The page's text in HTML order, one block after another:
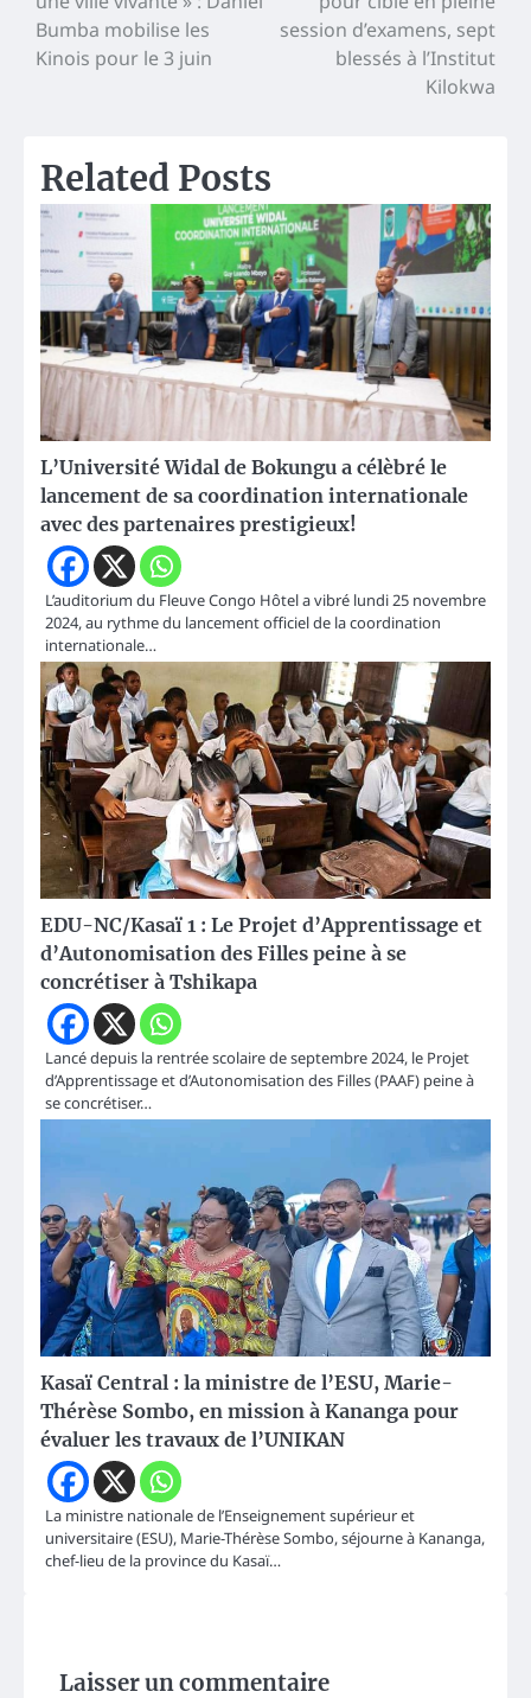
de
l’article
Bumba mobilise les
Kinois pour le 3 juin
session d’examens, sept
blessés à l’Institut
Kilokwa
Related Posts
L’Université Widal de Bokungu a célèbré le
lancement de sa coordination internationale
avec des partenaires prestigieux!
L’auditorium du Fleuve Congo Hôtel a vibré lundi 25 novembre
2024, au rythme du lancement officiel de la coordination
internationale…
EDU-NC/Kasaï 1 : Le Projet d’Apprentissage et
d’Autonomisation des Filles peine à se
concrétiser à Tshikapa
Lancé depuis la rentrée scolaire de septembre 2024, le Projet
d’Apprentissage et d’Autonomisation des Filles (PAAF) peine à
se concrétiser…
Kasaï Central : la ministre de l’ESU, Marie-
Thérèse Sombo, en mission à Kananga pour
évaluer les travaux de l’UNIKAN
La ministre nationale de l’Enseignement supérieur et
universitaire (ESU), Marie-Thérèse Sombo, séjourne à Kananga,
chef-lieu de la province du Kasaï…
Laisser un commentaire